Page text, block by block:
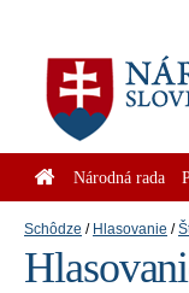
Národná rada
Schôdze Hlasovanie